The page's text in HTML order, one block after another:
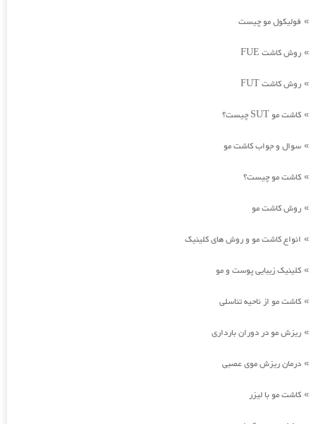
» فولیکول مو چیست
» روش کاشت FUE
» روش کاشت FUT
» کاشت مو SUT چیست؟
» سوال و جواب کاشت مو
» کاشت مو چیست؟
» روش کاشت مو
» انواع کاشت مو و روش های کلینیک
» کلینیک زیبایی پوست و مو
» کاشت مو از ناحیه تناسلی
» ریزش مو در دوران بارداری
» درمان ریزش موی عصبی
» کاشت مو با لیزر